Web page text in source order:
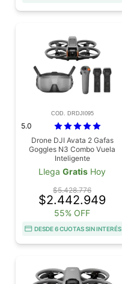
COD. DRDJI095
5.0
Drone DJI Avata 2 Gafas
Goggles N3 Combo Vuela
Inteligente
Llega Gratis Hoy
$5.428.776
$2.442.949
55% OFF
DESDE 6 CUOTAS SIN INTERÉS